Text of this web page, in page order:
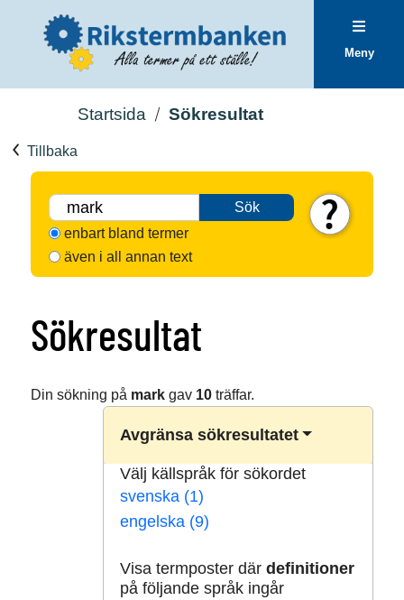
Meny
Startsida Sökresultat
Tillbaka
Sök
enbart bland termer
även i all annan text
Sökresultat
Din sökning på markgav 10träffar.
Avgränsa sökresultatet
Välj källspråk för sökordet
svenska (1)
engelska (9)
Visa termposter där definitioner
på följande språk ingår